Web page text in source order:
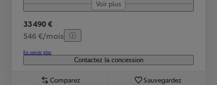
Voir plus
33 490 €
546 €/mois
En savoir plus
Contactez la concession
Comparez Sauvegardez